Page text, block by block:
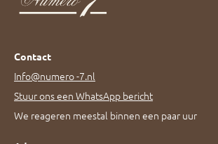
Contact
Info@numero -7.nl
Stuur ons een WhatsApp bericht
We reageren meestal binnen een paar uur